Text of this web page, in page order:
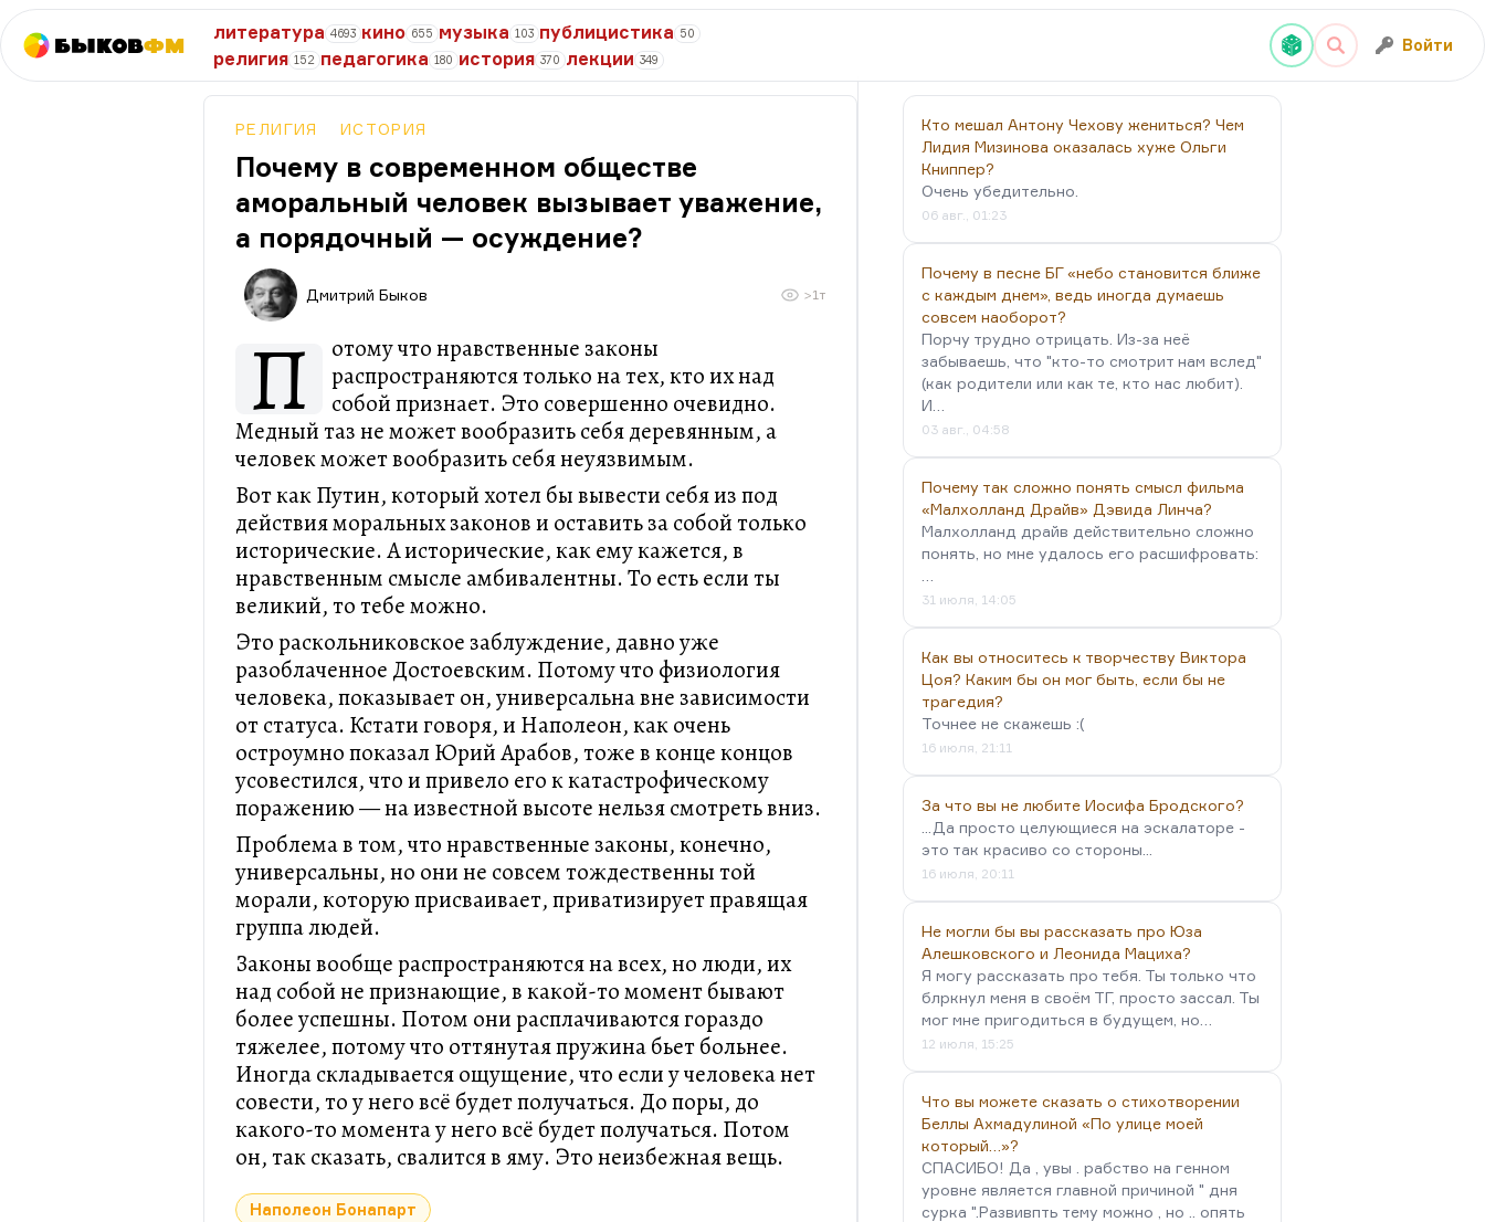
БыковФМ
литература 4693 кино 655 музыка 103 публицистика 50
религия 152 педагогика 180 история 370 лекции 349
Войти
РЕЛИГИЯ ИСТОРИЯ
Почему в современном обществе
аморальный человек вызывает уважение,
а порядочный — осуждение?
Дмитрий Быков >1т
П
отому что нравственные законы
распространяются только на тех, кто их над
собой признает. Это совершенно очевидно.
Медный таз не может вообразить себя деревянным, а
человек может вообразить себя неуязвимым.
Вот как Путин, который хотел бы вывести себя из под
действия моральных законов и оставить за собой только
исторические. А исторические, как ему кажется, в
нравственным смысле амбивалентны. То есть если ты
великий, то тебе можно.
Это раскольниковское заблуждение, давно уже
разоблаченное Достоевским. Потому что физиология
человека, показывает он, универсальна вне зависимости
от статуса. Кстати говоря, и Наполеон, как очень
остроумно показал Юрий Арабов, тоже в конце концов
усовестился, что и привело его к катастрофическому
поражению — на известной высоте нельзя смотреть вниз.
Проблема в том, что нравственные законы, конечно,
универсальны, но они не совсем тождественны той
морали, которую присваивает, приватизирует правящая
группа людей.
Законы вообще распространяются на всех, но люди, их
над собой не признающие, в какой-то момент бывают
более успешны. Потом они расплачиваются гораздо
тяжелее, потому что оттянутая пружина бьет больнее.
Иногда складывается ощущение, что если у человека нет
совести, то у него всё будет получаться. До поры, до
какого-то момента у него всё будет получаться. Потом
он, так сказать, свалится в яму. Это неизбежная вещь.
Наполеон Бонапарт
Кто мешал Антону Чехову жениться? Чем
Лидия Мизинова оказалась хуже Ольги
Книппер?
Очень убедительно.
06 авг., 01:23
Почему в песне БГ «небо становится ближе
с каждым днем», ведь иногда думаешь
совсем наоборот?
Порчу трудно отрицать. Из-за неё
забываешь, что "кто-то смотрит нам вслед"
(как родители или как те, кто нас любит).
И…
03 авг., 04:58
Почему так сложно понять смысл фильма
«Малхолланд Драйв» Дэвида Линча?
Малхолланд драйв действительно сложно
понять, но мне удалось его расшифровать:
31 июля, 14:05
Как вы относитесь к творчеству Виктора
Цоя? Каким бы он мог быть, если бы не
трагедия?
Точнее не скажешь :(
16 июля, 21:11
За что вы не любите Иосифа Бродского?
...Да просто целующиеся на эскалаторе -
это так красиво со стороны...
16 июля, 20:11
Не могли бы вы рассказать про Юза
Алешковского и Леонида Мациха?
Я могу рассказать про тебя. Ты только что
блркнул меня в своём ТГ, просто зассал. Ты
мог мне пригодиться в будущем, но…
12 июля, 15:25
Что вы можете сказать о стихотворении
Беллы Ахмадулиной «По улице моей
который…»?
СПАСИБО! Да , увы . рабство на генном
уровне является главной причиной " дня
сурка ".Развивпть тему можно , но .. опять